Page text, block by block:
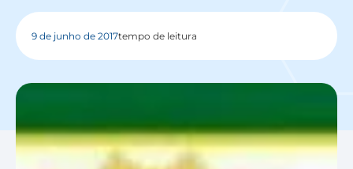
9 de junho de 2017tempo de leitura